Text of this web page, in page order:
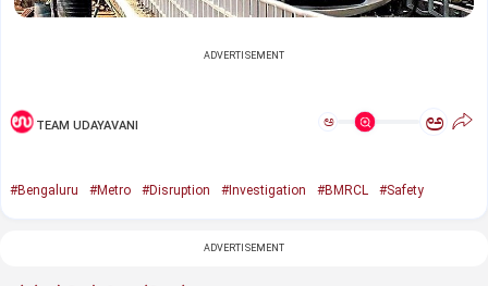
ADVERTISEMENT
TEAM UDAYAVANI ಅ ಅ
#Bengaluru #Metro #Disruption #Investigation #BMRCL #Safety
ADVERTISEMENT